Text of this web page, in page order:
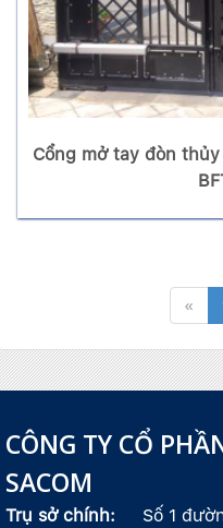
Cổng mở tay đòn thủy
«
CÔNG TY CỔ
SACOM
Trụ sở chính:
Số 1